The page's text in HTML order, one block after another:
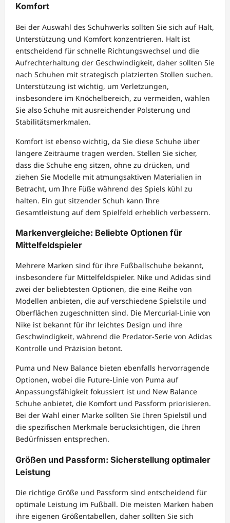
Komfort
Bei der Auswahl des Schuhwerks sollten Sie sich auf Halt,
Unterstützung und Komfort konzentrieren. Halt ist
entscheidend für schnelle Richtungswechsel und die
Aufrechterhaltung der Geschwindigkeit, daher sollten Sie
nach Schuhen mit strategisch platzierten Stollen suchen.
Unterstützung ist wichtig, um Verletzungen,
insbesondere im Knöchelbereich, zu vermeiden, wählen
Sie also Schuhe mit ausreichender Polsterung und
Stabilitätsmerkmalen.
Komfort ist ebenso wichtig, da Sie diese Schuhe über
längere Zeiträume tragen werden. Stellen Sie sicher,
dass die Schuhe eng sitzen, ohne zu drücken, und
ziehen Sie Modelle mit atmungsaktiven Materialien in
Betracht, um Ihre Füße während des Spiels kühl zu
halten. Ein gut sitzender Schuh kann Ihre
Gesamtleistung auf dem Spielfeld erheblich verbessern.
Markenvergleiche: Beliebte Optionen für
Mittelfeldspieler
Mehrere Marken sind für ihre Fußballschuhe bekannt,
insbesondere für Mittelfeldspieler. Nike und Adidas sind
zwei der beliebtesten Optionen, die eine Reihe von
Modellen anbieten, die auf verschiedene Spielstile und
Oberflächen zugeschnitten sind. Die Mercurial-Linie von
Nike ist bekannt für ihr leichtes Design und ihre
Geschwindigkeit, während die Predator-Serie von Adidas
Kontrolle und Präzision betont.
Puma und New Balance bieten ebenfalls hervorragende
Optionen, wobei die Future-Linie von Puma auf
Anpassungsfähigkeit fokussiert ist und New Balance
Schuhe anbietet, die Komfort und Passform priorisieren.
Bei der Wahl einer Marke sollten Sie Ihren Spielstil und
die spezifischen Merkmale berücksichtigen, die Ihren
Bedürfnissen entsprechen.
Größen und Passform: Sicherstellung optimaler
Leistung
Die richtige Größe und Passform sind entscheidend für
optimale Leistung im Fußball. Die meisten Marken haben
ihre eigenen Größentabellen, daher sollten Sie sich